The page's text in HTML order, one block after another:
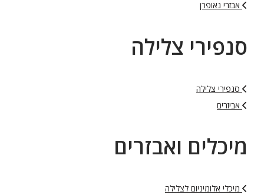
אבזרי נאופרן
סנפירי צלילה
סנפירי צלילה
אביזרים
מיכלים ואבזרים
מיכלי אלומיניום לצלילה